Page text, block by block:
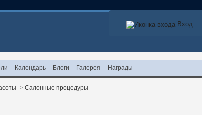
Вход
Календарь Блоги Галерея Награды
> Салонные процедуры